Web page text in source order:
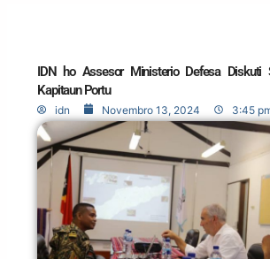
IDN ho Assesor Ministerio Defesa Diskuti
Kapitaun Portu
idn Novembro 13, 2024 3:45